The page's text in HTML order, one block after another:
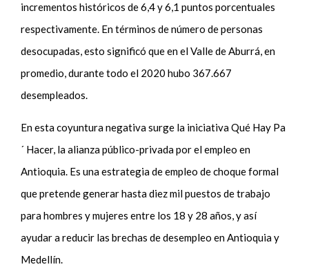
incrementos históricos de 6,4 y 6,1 puntos porcentuales
respectivamente. En términos de número de personas
desocupadas, esto significó que en el Valle de Aburrá, en
promedio, durante todo el 2020 hubo 367.667
desempleados.
En esta coyuntura negativa surge la iniciativa Qué Hay Pa
´ Hacer, la alianza público-privada por el empleo en
Antioquia. Es una estrategia de empleo de choque formal
que pretende generar hasta diez mil puestos de trabajo
para hombres y mujeres entre los 18 y 28 años, y así
ayudar a reducir las brechas de desempleo en Antioquia y
Medellín.